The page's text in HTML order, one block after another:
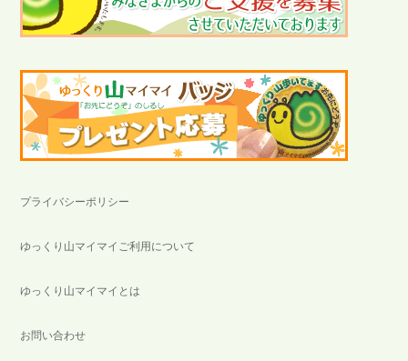
プライバシーポリシー
ゆっくり山マイマイご利用について
ゆっくり山マイマイとは
お問い合わせ